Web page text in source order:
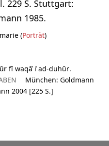
229 S. Stuttgart:
1985.
(Porträt)
fī waqāʾ iʿ ad-duhūr.
München: Goldmann
2004 [225 S.]